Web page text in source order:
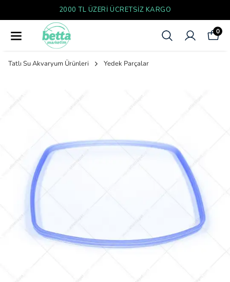
YENI SEZON ÜRÜNLER
0
Tatlı Su Akvaryum Ürünleri Yedek Parçalar